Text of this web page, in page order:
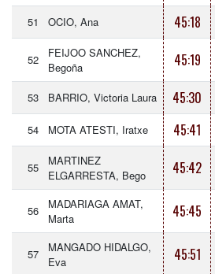
51 OCIO, Ana 45:18
52
FEIJOO SANCHEZ,
Begoña
45:19
53 BARRIO, Victoria Laura 45:30
54 MOTA ATESTI, Iratxe 45:41
55
MARTINEZ
ELGARRESTA, Bego
45:42
56
MADARIAGA AMAT,
Marta
45:45
57
MANGADO HIDALGO,
Eva
45:51